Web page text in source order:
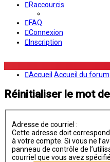
Raccourcis
FAQ
Connexion
Inscription
Accueil Accueil du forum
Réinitialiser le mot
Adresse de courriel :
Cette adresse doit
à votre compte. Si vous ne
panneau de contrôle de
courriel que vous avez